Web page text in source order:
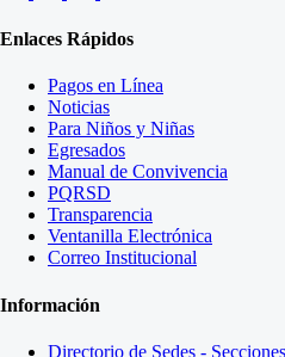
Enlaces Rápidos
Pagos en Línea
Noticias
Para Niños y Niñas
Egresados
Manual de Convivencia
PQRSD
Transparencia
Ventanilla Electrónica
Correo Institucional
Información
Directorio de Sedes - Secciones